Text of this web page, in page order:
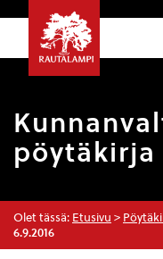
pöytäkirja
Olet tässä: Etusivu >
6.9.2016